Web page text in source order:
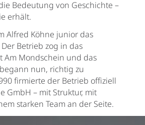
Bedeutung von Geschichte –
erhält.
Alfred Köhne junior das
Betrieb zog in das
Am Mondschein und das
nun, richtig zu
firmierte der Betrieb offiziell
GmbH – mit Struktur, mit
starken Team an der Seite.